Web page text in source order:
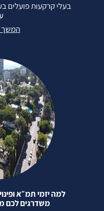
בעלי קרקעות פועלים
המשך
למה יזמי תמ״א
משדרגים לכם